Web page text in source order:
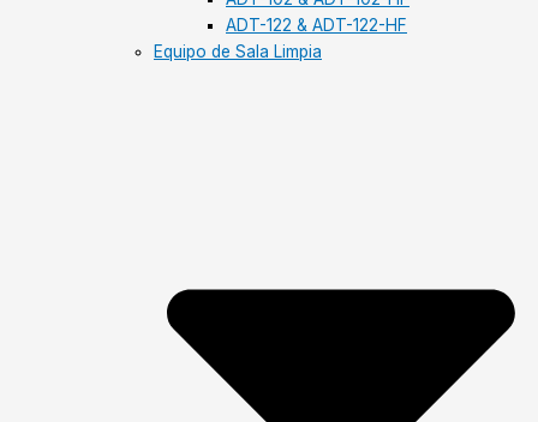
ADT-122 & ADT-122-HF
Equipo de Sala Limpia